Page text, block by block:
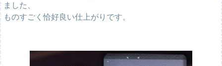
ました、
ものすごく恰好良い仕上がりです。